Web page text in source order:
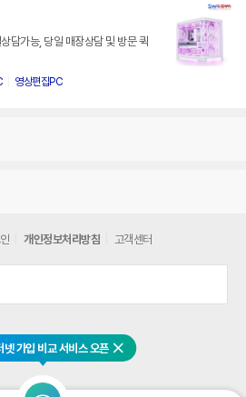
넷 가입 비교 서비스 오픈 닫기
담가능, 당일 매장상담 및 방문 퀵
영상편집PC
개인정보처리방침 고객센터